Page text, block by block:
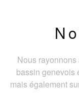
Nous
bassin genevois
mais également